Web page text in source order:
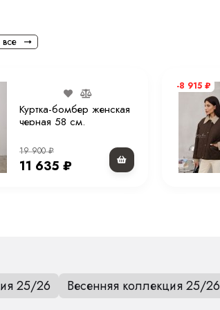
Куртка-бомбер женская
черная 58 см.
19 900₽
11 635₽
-8 915 ₽
25/26 Весенняя коллекция 25/26